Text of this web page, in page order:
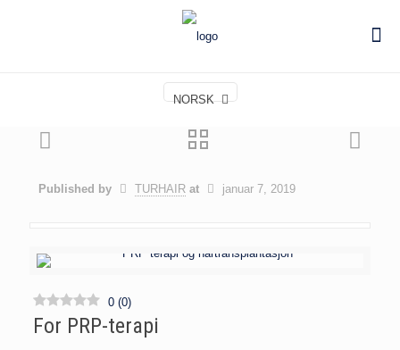
NORSK
Published by TURHAIR at januar 7, 2019
0 (0)
For PRP-terapi